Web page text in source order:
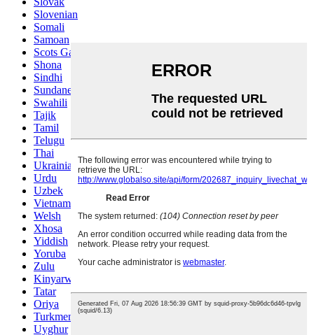
Slovenian
Somali
Samoan
Scots Gaelic
Shona
Sindhi
Sundanese
Swahili
Tajik
Tamil
Telugu
Thai
Ukrainian
Urdu
Uzbek
Vietnamese
Welsh
Xhosa
Yiddish
Yoruba
Zulu
Kinyarwanda
Tatar
Oriya
Turkmen
Uyghur